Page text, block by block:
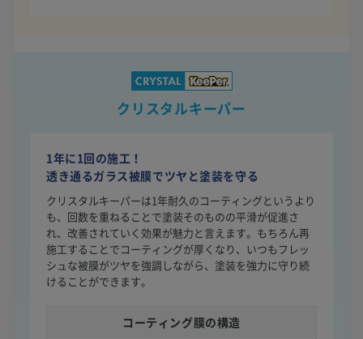
クリスタルキーパー
1年に1回の施工！
透き通るガラス被膜でツヤと塗装を守る
クリスタルキーパーは1年耐久のコーティングというより
も、回数を重ねることで塗装そのものの平滑が促進さ
れ、改善されていく効果が魅力と言えます。もちろん再
施工することでコーティングが厚くなり、いつもフレッ
シュな被膜がツヤを強調しながら、塗装を強力に守り続
けることができます。
コーティング膜の構造